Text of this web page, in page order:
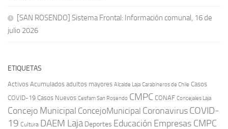
[SAN ROSENDO] Sistema Frontal: Información comunal, 16 de
julio 2026
ETIQUETAS
Activos Acumulados adultos mayores Alcalde Laja Carabineros de Chile Casos
COVID-19 Casos Nuevos Cesfam San Rosendo CMPC CONAF Concejales Laja
Concejo Municipal ConcejoMunicipal CoronavirusCOVID-
19 Cultura DAEM Laja Deportes Educación Empresas CMPC